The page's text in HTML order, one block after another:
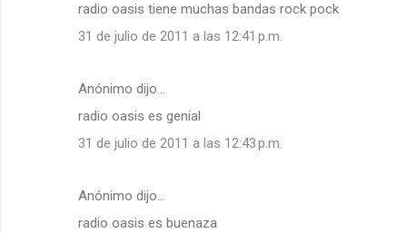
radio oasis tiene muchas bandas rock pock
31 de julio de 2011 a las 12:41 p.m.
Anónimo dijo…
radio oasis es genial
31 de julio de 2011 a las 12:43 p.m.
Anónimo dijo…
radio oasis es buenaza